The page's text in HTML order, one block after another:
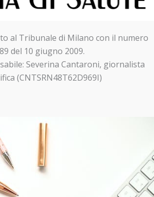
al Tribunale di Milano con il numero
del 10 giugno 2009.
Severina Cantaroni, giornalista
(CNTSRN48T62D969I)